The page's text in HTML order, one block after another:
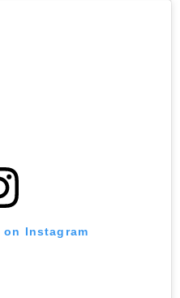
Instagram